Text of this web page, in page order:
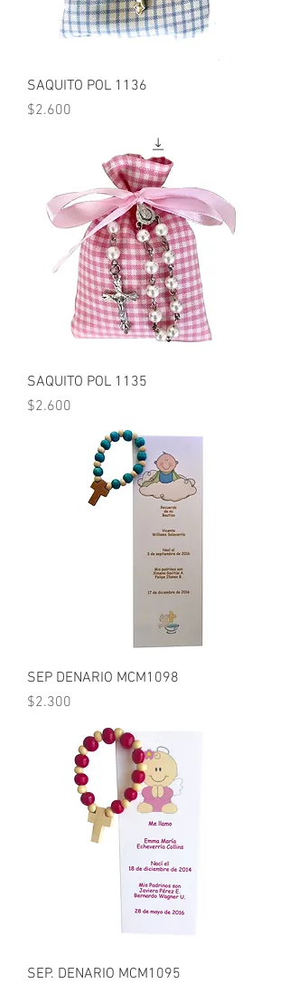
SAQUITO POL 1136
Precio
$2.600
SAQUITO POL 1135
Precio
$2.600
SEP DENARIO MCM1098
Precio
$2.300
SEP. DENARIO MCM1095